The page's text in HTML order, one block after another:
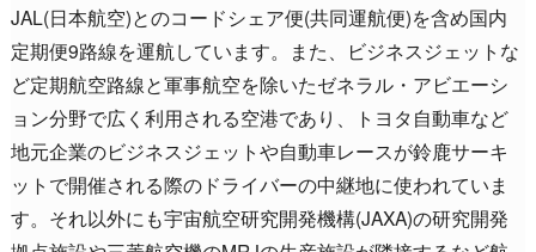
JAL(日本航空)とのコードシェア便(共同運航便)を含め国内
定期便9路線を運航しています。また、ビジネスジェットな
ど定期航空路線と軍事航空を除いたゼネラル・アビエーシ
ョン分野で広く利用される空港であり、トヨタ自動車など
地元企業のビジネスジェットや自動車レースが鈴鹿サーキ
ットで開催される際のドライバーの中継地に使われていま
す。それ以外にも宇宙航空研究開発機構(JAXA)の研究開発